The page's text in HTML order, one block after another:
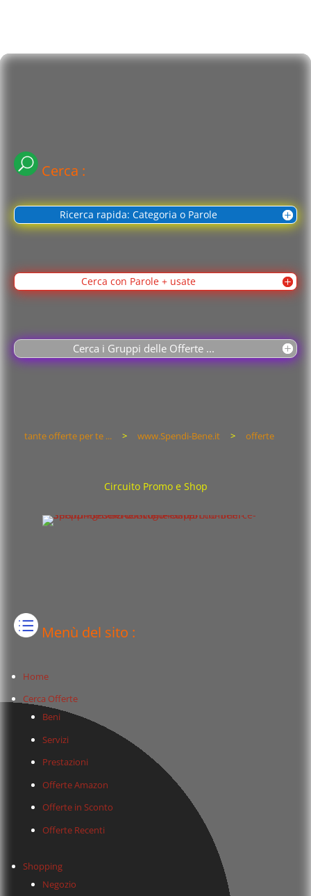
Cerca :
Ricerca rapida: Categoria o Parole
Cerca con Parole + usate
Cerca i Gruppi delle Offerte ...
tante offerte per te ... > www.Spendi-Bene.it > offerte
Circuito Promo e Shop
Menù del sito :
Home
Cerca Offerte
Beni
Servizi
Prestazioni
Offerte Amazon
Offerte in Sconto
Offerte Recenti
Shopping
Negozio